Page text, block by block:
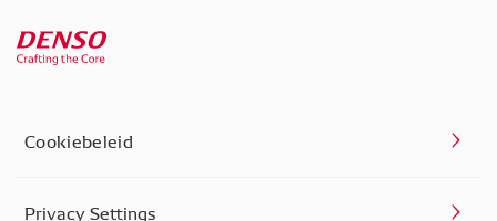
Cookiebeleid
Privacy Settings